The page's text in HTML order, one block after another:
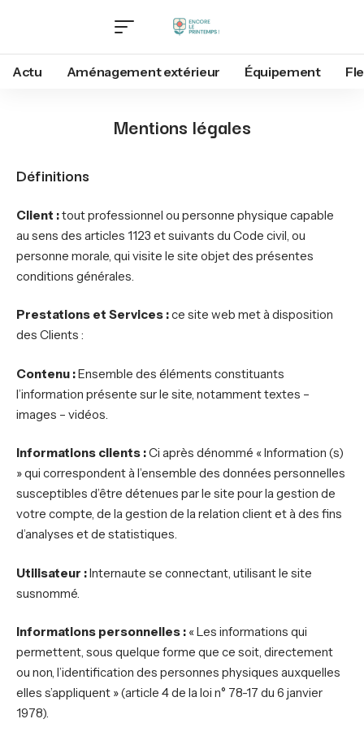
Actu Aménagement extérieur Équipement
Mentions légales
Définitions
Client :tout professionnel ou personne physique capable
au sens des articles 1123 et suivants du Code civil, ou
personne morale, qui visite le site objet des présentes
conditions générales.
Prestations et Services :ce site web met à disposition
des Clients :
Contenu :Ensemble des éléments constituants
l’information présente sur le site, notamment textes –
images – vidéos.
Informations clients :Ci après dénommé « Information (s)
» qui correspondent à l’ensemble des données personnelles
susceptibles d’être détenues par le site pour la gestion de
votre compte, de la gestion de la relation client et à des fins
d’analyses et de statistiques.
Utilisateur :Internaute se connectant, utilisant le site
susnommé.
Informations personnelles : « Les informations qui
permettent, sous quelque forme que ce soit, directement
ou non, l’identification des personnes physiques auxquelles
elles s’appliquent » (article 4 de la loi n° 78-17 du 6 janvier
1978).